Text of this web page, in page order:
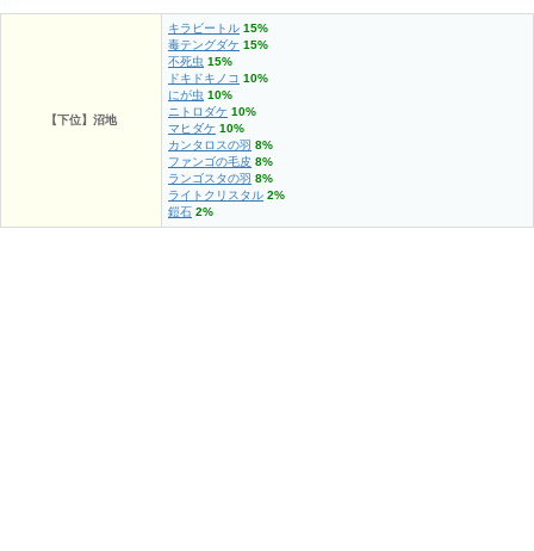
【下位】沼地
キラビートル 15%
毒テングダケ 15%
不死虫 15%
ドキドキノコ 10%
にが虫 10%
ニトロダケ 10%
マヒダケ 10%
カンタロスの羽 8%
ファンゴの毛皮 8%
ランゴスタの羽 8%
ライトクリスタル 2%
鎧石 2%